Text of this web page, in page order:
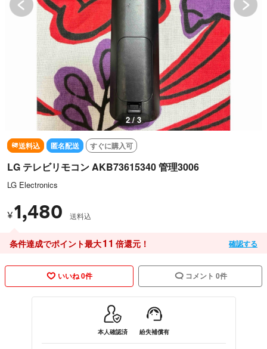
2 / 3
送料込 匿名配送 すぐに購入可
LG テレビリモコン AKB73615340 管理3006
LG Electronics
¥1,480 送料込
条件達成でポイント最大11 倍還元！ 確認する
いいね 0件 コメント 0件
本人確認済 紛失補償有